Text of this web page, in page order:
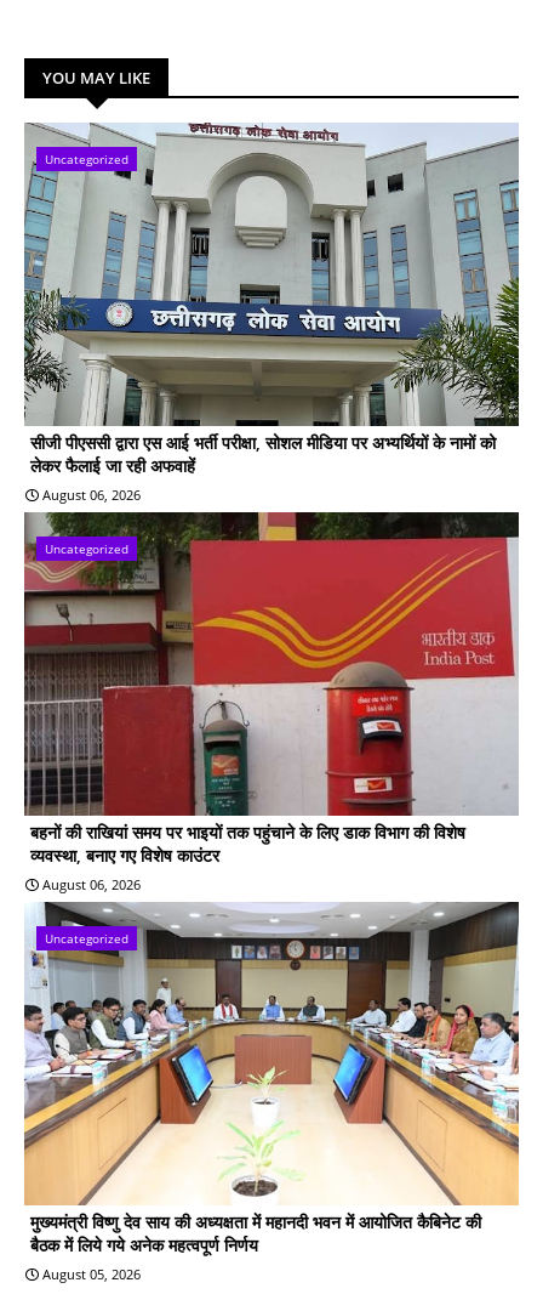
YOU MAY LIKE
Uncategorized
सीजी पीएससी द्वारा एस आई भर्ती परीक्षा, सोशल मीडिया पर अभ्यर्थियों के नामों को
लेकर फैलाई जा रही अफवाहें
August 06, 2026
Uncategorized
बहनों की राखियां समय पर भाइयों तक पहुंचाने के लिए डाक विभाग की विशेष
व्यवस्था, बनाए गए विशेष काउंटर
August 06, 2026
Uncategorized
मुख्यमंत्री विष्णु देव साय की अध्यक्षता में महानदी भवन में आयोजित कैबिनेट की
बैठक में लिये गये अनेक महत्वपूर्ण निर्णय
August 05, 2026